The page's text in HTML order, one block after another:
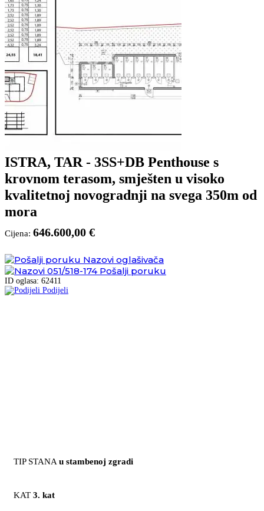
ISTRA, TAR - 3SS+DB Penthouse s
krovnom terasom, smješten u visoko
kvalitetnoj novogradnji na svega 350m od
mora
Cijena: 646.600,00 €
Nazovi oglašivača
051/518-174 Pošalji poruku
ID oglasa: 62411
Podijeli
TIP STANA u stambenoj zgradi
KAT 3. kat